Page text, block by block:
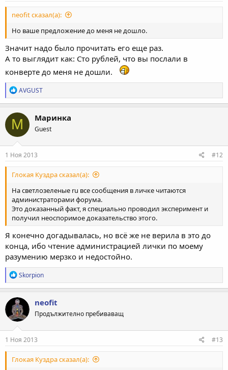
neofit сказал(а):
Но ваше предложение до меня не дошло.
Значит надо было прочитать его еще раз.
А то выглядит как: Сто рублей, что вы послали в
конверте до меня не дошли.
Р
е
а
к
ц
и
и
:
AVGUST
М Маринка
Guest
1 Ноя 2013 #12
Глокая Куздра сказал(а):
На светлозеленые ru все сообщения в личке читаются
администраторами форума.
Это доказанный факт, я специально проводил эксперимент и
получил неоспоримое доказательство этого.
Я конечно догадывалась, но всё же не верила в это до
конца, ибо чтение администрацией лички по моему
разумению мерзко и недостойно.
Р
е
а
к
ц
и
и
:
Skorpion
neofit
Продължително пребиваващ
1 Ноя 2013 #13
Глокая Куздра сказал(а):